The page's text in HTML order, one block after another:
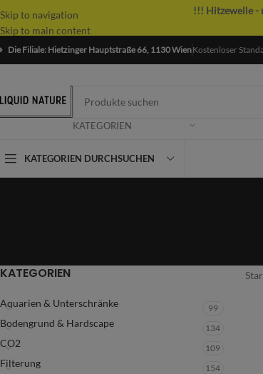
Skip to navigation
Skip to main content
!!! Hitzewelle -
Die Filiale: Hietzinger Hauptstraße 66, 1130 WienKostenloser
KATEGORIEN
KATEGORIEN DURCHSUCHEN
KATEGORIEN
Aquarien & Unterschränke 99
Bodengrund & Hardscape 134
CO2 109
Filterung 154